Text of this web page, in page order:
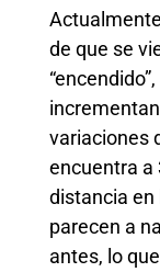
de que se
variaciones
encuentra a
distancia en
parecen a
antes, lo